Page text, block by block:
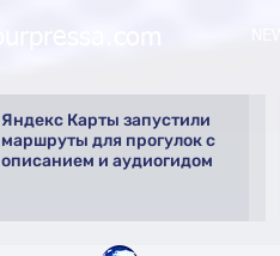
Яндекс Карты запустили
маршруты для прогулок с
описанием и аудиогидом